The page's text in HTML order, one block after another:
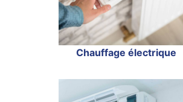
Chauffage électrique